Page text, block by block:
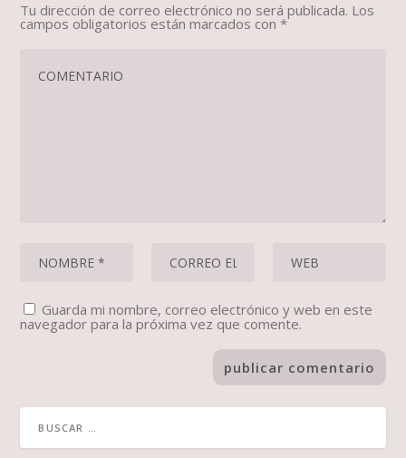
Tu dirección de correo electrónico no será publicada. Los
campos obligatorios están marcados con*
Guarda mi nombre, correo electrónico y web en este
navegador para la próxima vez que comente.